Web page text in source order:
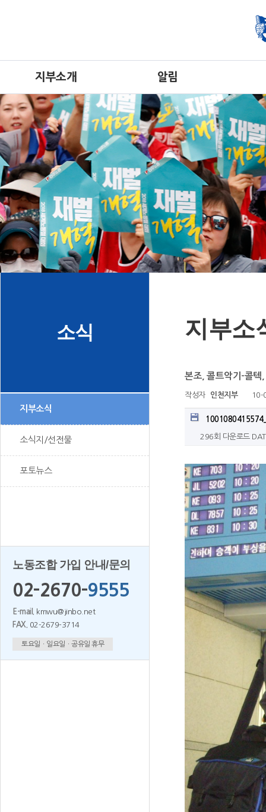
지부소개 알림
소식
지부소식
소식지/선전물
포토뉴스
노동조합 가입 안내/문의
02-2670-9555
E-mail.
kmwu@jinbo.net
FAX.
02-2679-3714
토요일ㆍ일요일ㆍ공유일 휴무
지부소
본조, 콜트악기-콜텍
작성자 인천지부 10-
296회 다운로드